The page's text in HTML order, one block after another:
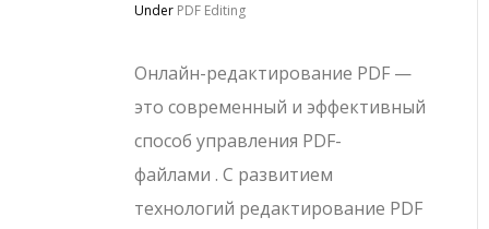
Under PDF Editing
Онлайн-редактирование PDF —
это современный и эффективный
способ управления PDF-
файлами . С развитием
технологий редактирование PDF